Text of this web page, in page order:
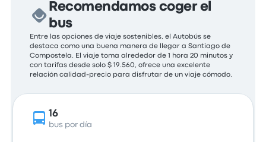
Recomendamos coger el
bus
Entre las opciones de viaje sostenibles, el Autobús se
destaca como una buena manera de llegar a Santiago de
Compostela. El viaje toma alrededor de 1 hora 20 minutos y
con tarifas desde solo $ 19.560, ofrece una excelente
relación calidad-precio para disfrutar de un viaje cómodo.
16
bus por día